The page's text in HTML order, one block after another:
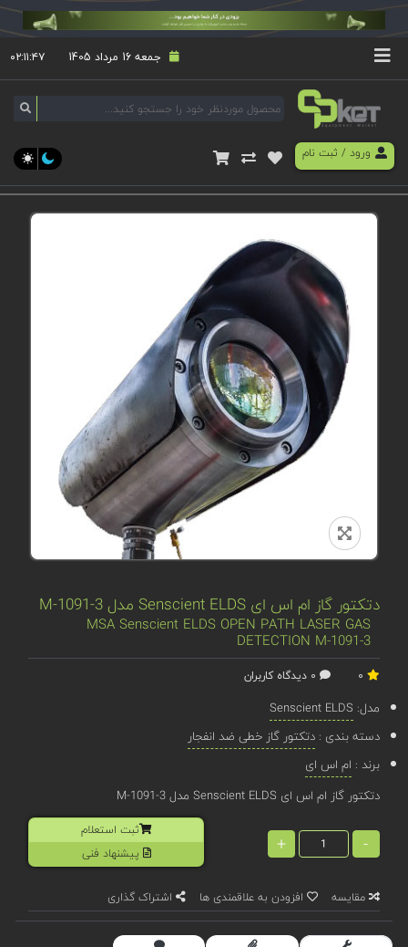
جمعه 16 مرداد 1405 ۰۲:۱۱:۴۷
ورود/ ثبت نام
دتکتور گاز ام اس ای Senscient ELDS مدل M-1091-3
MSA Senscient ELDS OPEN PATH LASER GAS
DETECTION M-1091-3
مدل: Senscient ELDS
دسته بندی :دتکتور گاز خطی ضد انفجار
برند : ام اس ای
دتکتور گاز ام اس ای Senscient ELDS مدل M-1091-3
-
+
ثبت استعلام
پیشنهاد فنی
مقایسه افزودن به علاقمندی ها اشتراک گذاری